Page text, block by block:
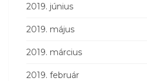
2019. június
2019. május
2019. március
2019. február